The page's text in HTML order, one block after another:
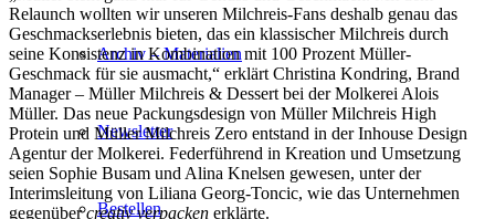
Archiv – Materialien
Newsletter
Bestellen
Relaunch wollten wir unseren Milchreis-Fans deshalb genau das
Geschmackserlebnis bieten, das ein klassischer Milchreis durch
seine Konsistenz in Kombination mit 100 Prozent Müller-
Geschmack für sie ausmacht,“ erklärt Christina Kondring, Brand
Manager – Müller Milchreis & Dessert bei der Molkerei Alois
Müller. Das neue Packungsdesign von Müller Milchreis High
Protein und Müller Milchreis Zero entstand in der Inhouse Design
Agentur der Molkerei. Federführend in Kreation und Umsetzung
seien Sophie Busam und Alina Knelsen gewesen, unter der
Interimsleitung von Liliana Georg-Toncic, wie das Unternehmen
gegenübercreativ verpacken erklärte.